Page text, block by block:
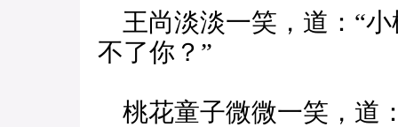
王尚淡淡一笑，道：“
不了你？”
桃花童子微微一笑，道